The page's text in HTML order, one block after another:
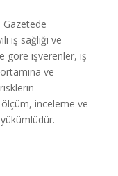
Gazetede
iş sağlığı ve
göre işverenler, iş
ve
inceleme ve
yükümlüdür.